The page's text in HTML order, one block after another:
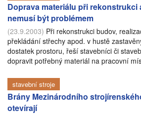
Doprava materiálu při rekonstrukci
nemusí být problémem
(23.9.2003) Při rekonstrukci budov,
překládání střechy apod. v hustě
dostatek prostoru, řeší stavebníci či
dopravit potřebný materiál na pracovní
stavební stroje
Brány Mezinárodního
otevírají